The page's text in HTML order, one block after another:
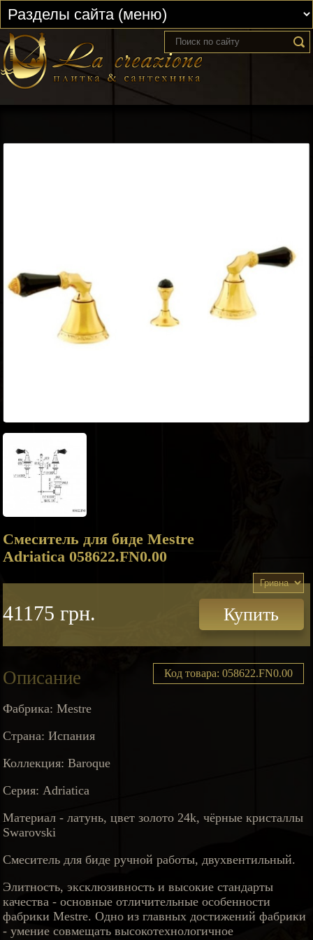
Смеситель для биде Mestre
Adriatica 058622.FN0.00
41175 грн. Купить
Описание Код товара: 058622.FN0.00
Фабрика: Mestre
Страна: Испания
Коллекция: Baroque
Серия: Adriatica
Материал - латунь, цвет золото 24k, чёрные кристаллы
Swarovski
Смеситель для биде ручной работы, двухвентильный.
Элитность, эксклюзивность и высокие стандарты
качества - основные отличительные особенности
фабрики Mestre. Одно из главных достижений фабрики
- умение совмещать высокотехнологичное